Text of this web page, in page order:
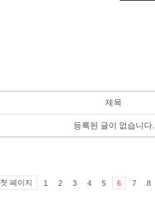
제목
등록된 글이 없습니다.
첫 페이지 1 2 3 4 5 6 7 8